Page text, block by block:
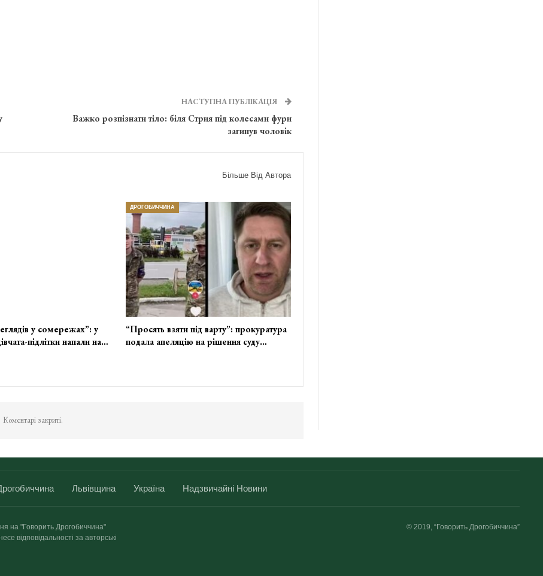
НАСТУПНА ПУБЛІКАЦІЯ
Важко розпізнати тіло: біля Стрия під колесами фури
загинув чоловік
Більше Від Автора
у сомережах”: у
підлітки напали на…
ДРОГОБИЧЧИНА
“Просять взяти під варту”: прокуратура
подала апеляцію на рішення суду…
Коментарі закриті.
Львівщина Україна Надзвичайні Новини
на "Говорить Дрогобиччина"
відповідальності за авторські
© 2019, “Говорить Дрогобиччина”